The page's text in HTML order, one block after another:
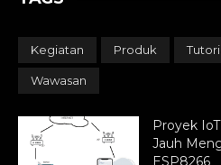
Kegiatan Produk
Wawasan
Proyek
Jauh
ESP8266